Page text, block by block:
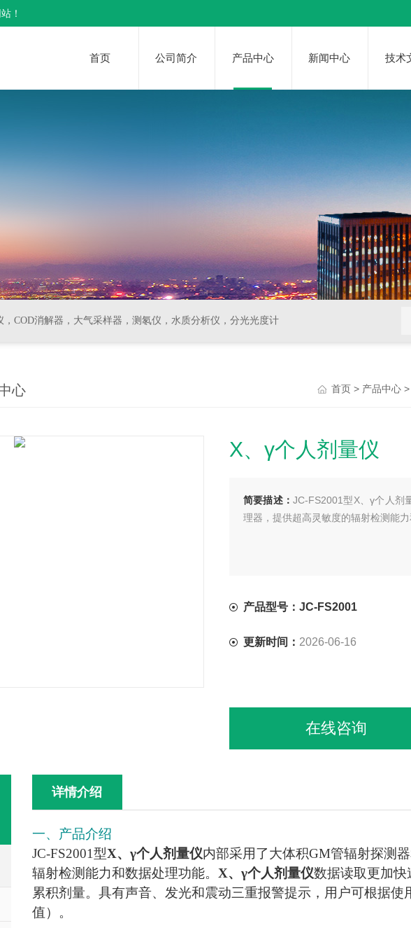
！
首页 公司简介 产品中心 新闻中心 技术
COD消解器，大气采样器，测氡仪，水质分析仪，分光光度计
心 首页 > 产品中心
X、γ个人剂量仪
简要描述：JC-FS2001型X、γ个人剂
理器，提供超高灵敏度的辐射检测能
产品型号：JC-FS2001
更新时间： 2026-06-16
在线咨询
详情介绍
一、产品介绍
JC-FS2001型X、γ个人剂量仪内部采用了大体积GM管辐射探测
辐射检测能力和数据处理功能。 X、γ个人剂量仪数据读取更加
累积剂量。具有声音、发光和震动三重报警提示，用户可根据
值）。